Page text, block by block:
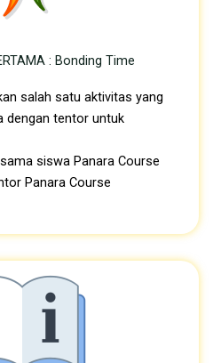
: Bonding Time
salah satu aktivitas yang
dengan tentor untuk
siswa Panara Course
Panara Course